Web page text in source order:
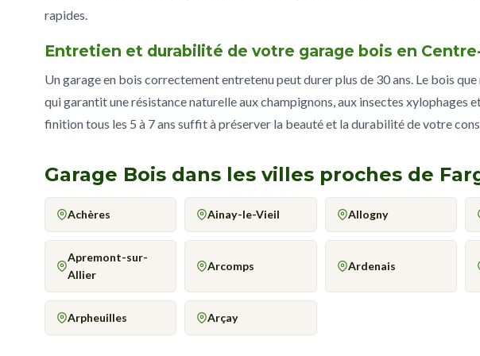
rapides.
Entretien et durabilité de votre garage bois en
Un garage en bois correctement entretenu peut durer plus de 30 ans. Le bois
qui garantit une résistance naturelle aux champignons, aux insectes xylophages
finition tous les 5 à 7 ans suffit à préserver la beauté et la durabilité de votre
Garage Bois dans les villes proches de
Achères Ainay-le-Vieil Allogny
Apremont-sur-
Allier
Arcomps Ardenais
Arpheuilles Arçay